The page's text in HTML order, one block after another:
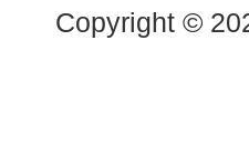
Copyright ©